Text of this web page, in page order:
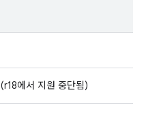
(r18에서 지원 중단됨)